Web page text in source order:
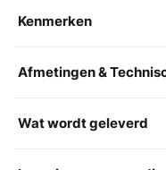
Kenmerken
Afmetingen &
Wat wordt geleverd